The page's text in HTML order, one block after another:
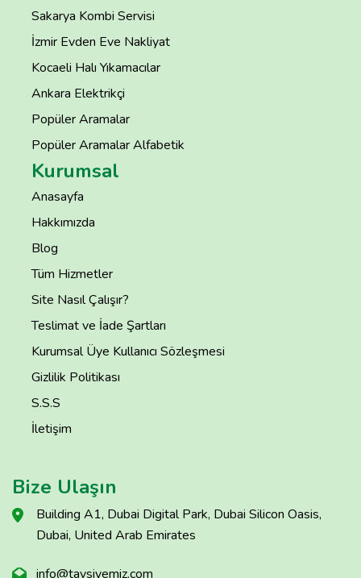
Sakarya Kombi Servisi
İzmir Evden Eve Nakliyat
Kocaeli Halı Yıkamacılar
Ankara Elektrikçi
Popüler Aramalar
Popüler Aramalar Alfabetik
Kurumsal
Anasayfa
Hakkımızda
Blog
Tüm Hizmetler
Site Nasıl Çalışır?
Teslimat ve İade Şartları
Kurumsal Üye Kullanıcı Sözleşmesi
Gizlilik Politikası
S.S.S
İletişim
Bize Ulaşın
Building A1, Dubai Digital Park, Dubai Silicon Oasis,
Dubai, United Arab Emirates
info@tavsiyemiz.com